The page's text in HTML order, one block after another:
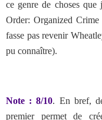
ce genre de choses
Order: Organized Crime
fasse pas revenir
pu connaître).
Note : 8/10. En bref,
premier permet de